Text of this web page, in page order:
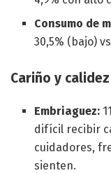
Consumo de
30,5% (bajo)
Cariño y calidez
Embriaguez:
difícil recibir
cuidadores,
sienten.